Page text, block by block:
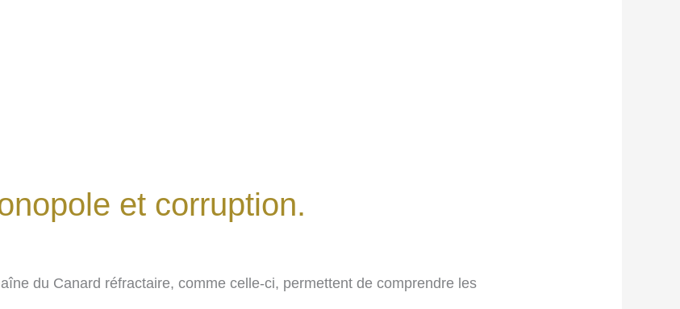
et corruption.
du Canard réfractaire, comme celle-ci, permettent de comprendre les